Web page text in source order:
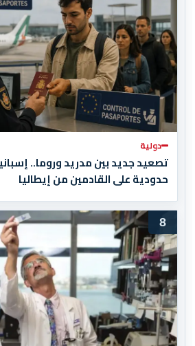
دولية
تصعيد جديد بين مدريد وروما..
حدودية على القادمين من إيطاليا
8